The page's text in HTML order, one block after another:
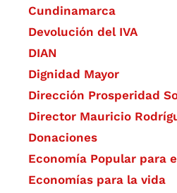
Cundinamarca
Devolución del IVA
DIAN
Dignidad Mayor
Dirección Prosperidad
Director Mauricio
Donaciones
Economía Popular para
Economías para la vida